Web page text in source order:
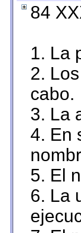
84
1. La
2.
cabo.
3. La
4. En
5. El
6. La